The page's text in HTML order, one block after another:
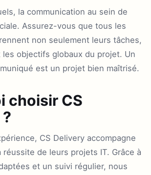
la communication au sein de
Assurez-vous que tous les
non seulement leurs tâches,
les objectifs globaux du projet. Un
est un projet bien maîtrisé.
choisir CS
CS Delivery accompagne
réussite de leurs projets IT. Grâce à
et un suivi régulier, nous